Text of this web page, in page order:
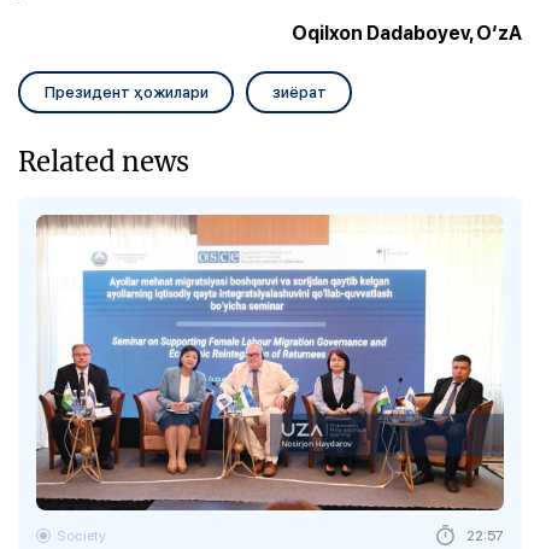
Oqilxon Dadaboyev, O‘zA
Президент ҳожилари зиёрат
Related news
Society 22:57